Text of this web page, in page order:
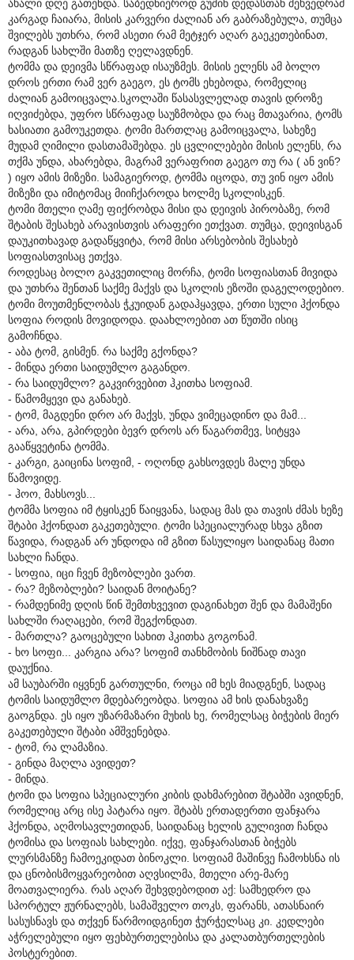
ახალი დღე გათენდა. საბედნიეროდ გუშინ დედასთან შეხვედრამ
კარგად ჩაიარა, მისის კარვერი ძალიან არ გაბრაზებულა, თუმცა
შვილებს უთხრა, რომ ასეთი რამ მეტჯერ აღარ გაეკეთებინათ,
რადგან სახლში მათზე ღელავდნენ.
ტომმა და დეივმა სწრაფად ისაუზმეს. მისის ელენს ამ ბოლო
დროს ერთი რამ ვერ გაეგო, ეს ტომს ეხებოდა, რომელიც
ძალიან გამოიცვალა.სკოლაში წასასვლელად თავის დროზე
იღვიძებდა, უფრო სწრაფად საუზმობდა და რაც მთავარია, ტომს
ხასიათი გამოუკეთდა. ტომი მართლაც გამოიცვალა, სახეზე
მუდამ ღიმილი დასთამაშებდა. ეს ცვლილებები მისის ელენს, რა
თქმა უნდა, ახარებდა, მაგრამ ვერაფრით გაეგო თუ რა ( ან ვინ?
) იყო ამის მიზეზი. სამაგიეროდ, ტომმა იცოდა, თუ ვინ იყო ამის
მიზეზი და იმიტომაც მიიჩქაროდა ხოლმე სკოლისკენ.
ტომი მთელი ღამე ფიქრობდა მისი და დეივის პირობაზე, რომ
შტაბის შესახებ არავისთვის არაფერი ეთქვათ. თუმცა, დეივისგან
დაუკითხავად გადაწყვიტა, რომ მისი არსებობის შესახებ
სოფიასთვისაც ეთქვა.
როდესაც ბოლო გაკვეთილიც მორჩა, ტომი სოფიასთან მივიდა
და უთხრა შენთან საქმე მაქვს და სკოლის ეზოში დაგელოდებიო.
ტომი მოუთმენლობას ჭკუიდან გადაჰყავდა, ერთი სული ჰქონდა
სოფია როდის მოვიდოდა. დაახლოებით ათ წუთში ისიც
გამოჩნდა.
- აბა ტომ, გისმენ. რა საქმე გქონდა?
- მინდა ერთი საიდუმლო გაგანდო.
- რა საიდუმლო? გაკვირვებით ჰკითხა სოფიამ.
- წამომყევი და განახებ.
- ტომ, მაგდენი დრო არ მაქვს, უნდა ვიმეცადინო და მამ...
- არა, არა, გპირდები ბევრ დროს არ წაგართმევ, სიტყვა
გააწყვეტინა ტომმა.
- კარგი, გაიცინა სოფიმ, - ოღონდ გახსოვდეს მალე უნდა
წამოვიდე.
- ჰოო, მახსოვს...
ტომმა სოფია იმ ტყისკენ წაიყვანა, სადაც მას და თავის ძმას ხეზე
შტაბი ჰქონდათ გაკეთებული. ტომი სპეციალურად სხვა გზით
წავიდა, რადგან არ უნდოდა იმ გზით წასულიყო საიდანაც მათი
სახლი ჩანდა.
- სოფია, იცი ჩვენ მეზობლები ვართ.
- რა? მეზობლები? საიდან მოიტანე?
- რამდენიმე დღის წინ შემთხვევით დაგინახეთ შენ და მამაშენი
სახლში რაღაცები, რომ შეგქონდათ.
- მართლა? გაოცებული სახით ჰკითხა გოგონამ.
- ხო სოფი... კარგია არა? სოფიმ თანხმობის ნიშნად თავი
დაუქნია.
ამ საუბარში იყვნენ გართულნი, როცა იმ ხეს მიადგნენ, სადაც
ტომის საიდუმლო მდებარეობდა. სოფია ამ ხის დანახვაზე
გაოგნდა. ეს იყო უზარმაზარი მუხის ხე, რომელსაც ბიჭების მიერ
გაკეთებული შტაბი ამშვენებდა.
- ტომ, რა ლამაზია.
- გინდა მაღლა ავიდეთ?
- მინდა.
ტომი და სოფია სპეციალური კიბის დახმარებით შტაბში ავიდნენ,
რომელიც არც ისე პატარა იყო. შტაბს ერთადერთი ფანჯარა
ჰქონდა, აღმოსავლეთიდან, საიდანაც ხელის გულივით ჩანდა
ტომისა და სოფიას სახლები. იქვე, ფანჯარასთან ბიჭებს
ლურსმანზე ჩამოეკიდათ ბინოკლი. სოფიამ მაშინვე ჩამოხსნა ის
და ცნობისმოყვარეობით აღვსილმა, მთელი არე-მარე
მოათვალიერა. რას აღარ შეხვდებოდით აქ: სამხედრო და
სპორტულ ჟურნალებს, სამაშველო თოკს, ფარანს, ათასნაირ
სასუსნავს და თქვენ წარმოიდგინეთ ჭურჭელსაც კი. კედლები
აჭრელებული იყო ფეხბურთელებისა და კალათბურთელების
პოსტერებით.